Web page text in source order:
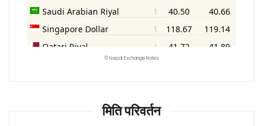
©Nepal Exchange Rates
मिति परिवर्तन